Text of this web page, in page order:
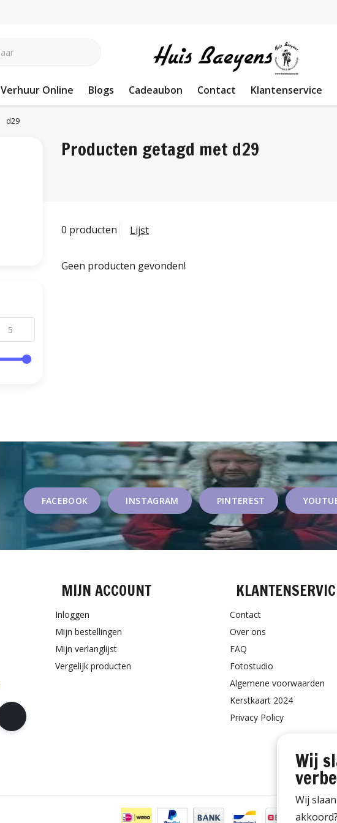
Verhuur Online Blogs Cadeaubon Contact Klantenservice
d29
Producten getagd met d29
0 producten Lijst
Geen producten gevonden!
FACEBOOK INSTAGRAM PINTEREST
MIJN ACCOUNT
Inloggen
Mijn bestellingen
Mijn verlanglijst
Vergelijk producten
Contact
Over ons
FAQ
Fotostudio
Algemene voorwaarden
Kerstkaart 2024
Privacy Policy
Wij
Wij
akkoord?